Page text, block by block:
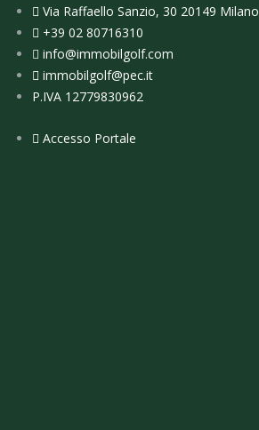
Via Raffaello Sanzio, 30 20149 Milano
+39 02 80716310
info@immobilgolf.com
immobilgolf@pec.it
P.IVA 12779830962
Accesso Portale